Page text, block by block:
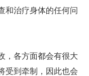
见 抽签算命
力 孕中期
和治疗身体的任何问
各方面都会有很大
受到牵制，因此也会